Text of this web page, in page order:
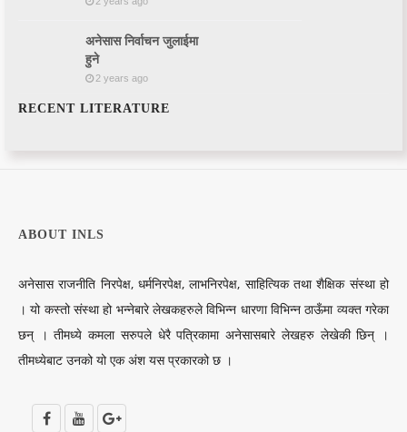
अनेसास निर्वाचन जुलाईमा
हुने
2 years ago
RECENT LITERATURE
ABOUT INLS
अनेसास राजनीति निरपेक्ष, धर्मनिरपेक्ष, लाभनिरपेक्ष, साहित्यिक तथा शैक्षिक संस्था हो
। यो कस्तो संस्था हो भन्नेबारे लेखकहरुले विभिन्न धारणा विभिन्न ठाऊँमा व्यक्त गरेका
छन् । तीमध्ये कमला सरुपले धेरै पत्रिकामा अनेसासबारे लेखहरु लेखेकी छिन् ।
तीमध्येबाट उनको यो एक अंश यस प्रकारको छ ।